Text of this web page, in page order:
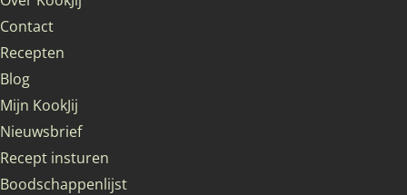
Contact
Recepten
Blog
Mijn KookJij
Nieuwsbrief
Recept insturen
Boodschappenlijst